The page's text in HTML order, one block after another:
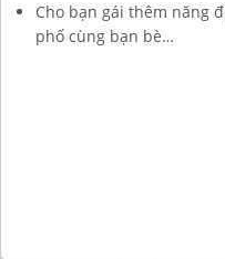
Cho bạn gái thêm năng
phố cùng bạn bè…